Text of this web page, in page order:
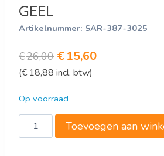
GEEL
Artikelnummer: SAR-387-3025
€26,00 Oorspronkelijke
prijs
was:
€26,00.
€15,60Huidige
€15,60.
(€ 18,88 incl. btw)
Op voorraad
Saro
Snijplank
Toevoegen aan